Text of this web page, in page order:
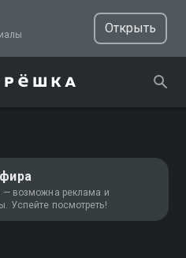
и сериалы
Открыть
— возможна реклама и
Успейте посмотреть!